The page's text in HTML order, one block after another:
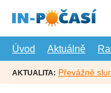
hlavní
Úvod
Aktuálně
AKTUALITA: Převážně